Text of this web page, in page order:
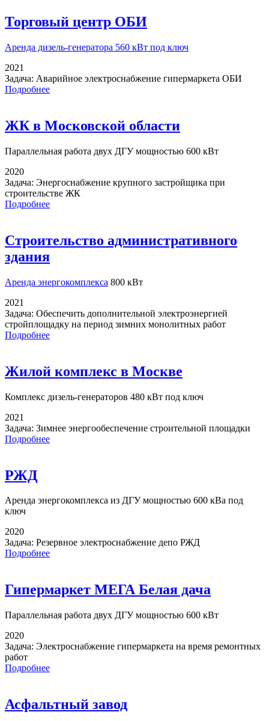
Торговый центр ОБИ
Аренда дизель-генератора 560 кВт под ключ
2021
Задача: Аварийное электроснабжение гипермаркета ОБИ
Подробнее
ЖК в Московской области
Параллельная работа двух ДГУ мощностью 600 кВт
2020
Задача: Энергоснабжение крупного застройщика при
строительстве ЖК
Подробнее
Строительство административного
здания
Аренда энергокомплекса 800 кВт
2021
Задача: Обеспечить дополнительной электроэнергией
стройплощадку на период зимних монолитных работ
Подробнее
Жилой комплекс в Москве
Комплекс дизель-генераторов 480 кВт под ключ
2021
Задача: Зимнее энергообеспечение строительной площадки
Подробнее
РЖД
Аренда энергокомплекса из ДГУ мощностью 600 кВа под
ключ
2020
Задача: Резервное электроснабжение депо РЖД
Подробнее
Гипермаркет МЕГА Белая дача
Параллельная работа двух ДГУ мощностью 600 кВт
2020
Задача: Электроснабжение гипермаркета на время ремонтных
работ
Подробнее
Асфальтный завод